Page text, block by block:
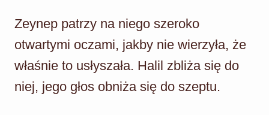
Zeynep patrzy na niego szeroko
otwartymi oczami, jakby nie wierzyła, że
właśnie to usłyszała. Halil zbliża się do
niej, jego głos obniża się do szeptu.